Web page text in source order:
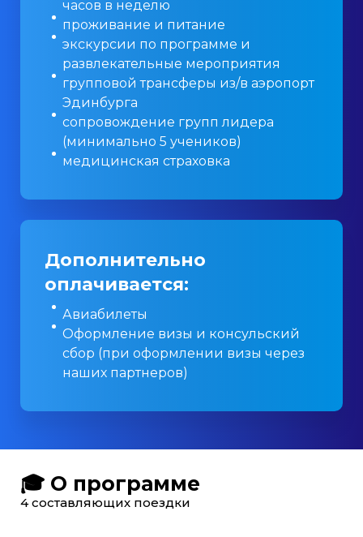
часов в неделю
проживание и питание
экскурсии по программе и
развлекательные мероприятия
групповой трансферы из/в аэропорт
Эдинбурга
сопровождение групп лидера
(минимально 5 учеников)
медицинская страховка
Дополнительно
оплачивается:
Авиабилеты
Оформление визы и консульский
сбор (при оформлении визы через
наших партнеров)
🎓 О программе
4 составляющих поездки